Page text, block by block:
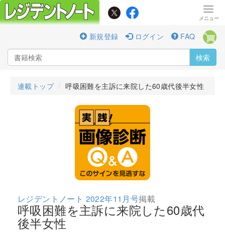
新規登録 ログイン FAQ
検索
連載トップ 呼吸困難を主訴に来院した60歳代後半女性
レジデントノート 2022年11月号掲載
呼吸困難を主訴に来院した60歳代
後半女性